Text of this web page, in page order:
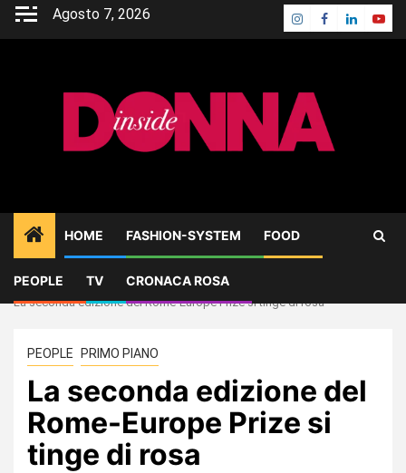
Skip
Agosto 7, 2026 Instagram
Facebook
Linkedin
HOME FASHION-SYSTEM FOOD
PEOPLE TV CRONACA ROSA
Home
PEOPLE
La seconda edizione del Rome-Europe Prize si tinge di rosa
PEOPLE PRIMO PIANO
La seconda edizione del
Rome-Europe Prize si
tinge di rosa